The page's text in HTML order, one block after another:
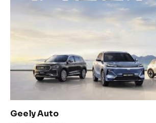
Geely Auto